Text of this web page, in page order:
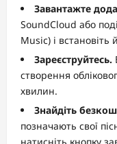
Завантажте
SoundCloud або
Music) і встановіть
Зареєструйтесь.
створення
хвилин.
Знайдіть
позначають свої